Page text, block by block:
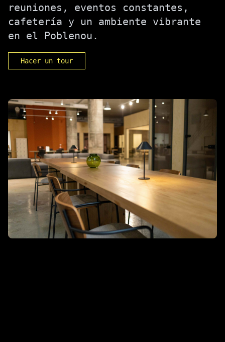
reuniones, eventos constantes,
cafetería y un ambiente vibrante
en el Poblenou.
Hacer un tour